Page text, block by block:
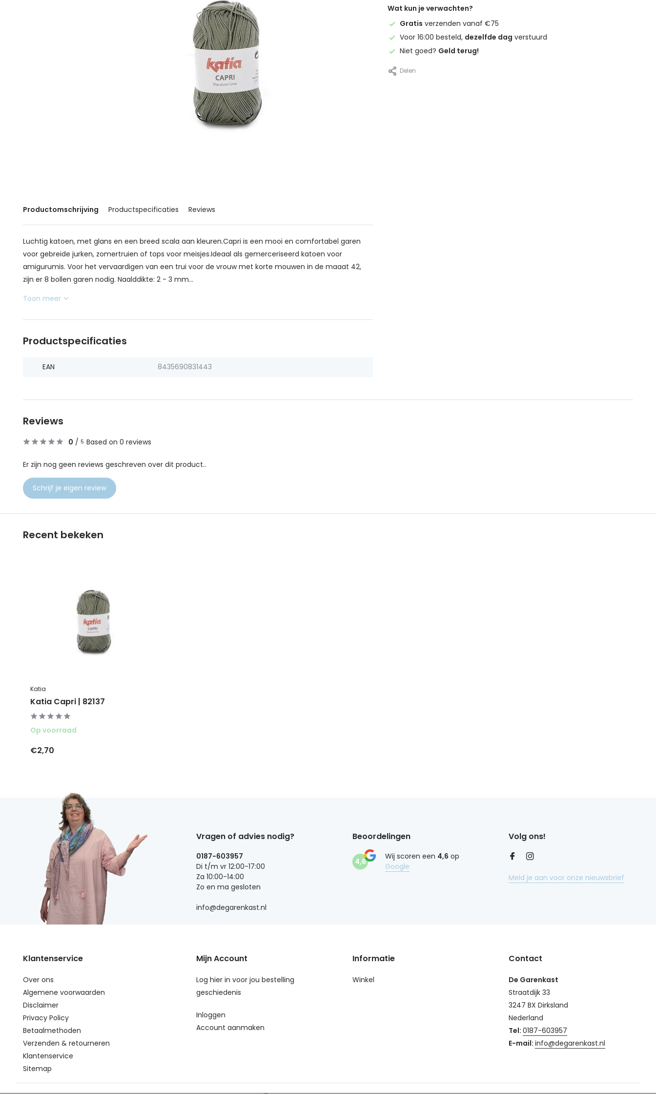
Productomschrijving Productspecificaties Reviews
Luchtig katoen, met glans en een breed scala aan kleuren.Capri is een mooi en comfortabel garen
voor gebreide jurken, zomertruien of tops voor meisjes.Ideaal als gemerceriseerd katoen voor
amigurumis. Voor het vervaardigen van een trui voor de vrouw met korte mouwen in de maaat 42,
zijn er 8 bollen garen nodig. Naalddikte: 2 - 3 mm...
Toon meer
Productspecificaties
EAN 8435690831443
Wat kun je verwachten?
Gratis verzenden vanaf €75
Voor 16:00 besteld, dezelfde dag verstuurd
Niet goed? Geld terug!
Delen
Reviews
0 / 5 Based on 0 reviews
Er zijn nog geen reviews geschreven over dit product..
Schrijf je eigen review
Recent bekeken
Katia
Katia Capri | 82137
Op voorraad
€2,70
Vragen of advies nodig?
0187-603957
Di t/m vr 12:00-17:00
Za 10:00-14:00
Zo en ma gesloten
info@degarenkast.nl
Beoordelingen
4,6
Wij scoren een 4,6 op
Google
Volg ons!
Meld je aan voor onze nieuwsbrief
Klantenservice
Over ons
Algemene voorwaarden
Disclaimer
Privacy Policy
Betaalmethoden
Verzenden & retourneren
Klantenservice
Sitemap
Mijn Account
Log hier in voor jou bestelling
geschiedenis
Inloggen
Account aanmaken
Informatie
Winkel
Contact
De Garenkast
Straatdijk 33
3247 BX Dirksland
Nederland
Tel: 0187-603957
E-mail: info@degarenkast.nl